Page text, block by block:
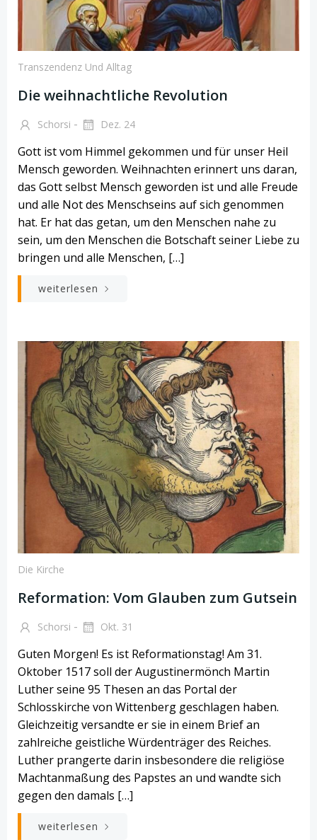
Transzendenz Und Alltag
Die weihnachtliche Revolution
Schorsi - Dez. 24
Gott ist vom Himmel gekommen und für unser Heil
Mensch geworden. Weihnachten erinnert uns daran,
das Gott selbst Mensch geworden ist und alle Freude
und alle Not des Menschseins auf sich genommen
hat. Er hat das getan, um den Menschen nahe zu
sein, um den Menschen die Botschaft seiner Liebe zu
bringen und alle Menschen, […]
weiterlesen
Die Kirche
Reformation: Vom Glauben zum Gutsein
Schorsi - Okt. 31
Guten Morgen! Es ist Reformationstag! Am 31.
Oktober 1517 soll der Augustinermönch Martin
Luther seine 95 Thesen an das Portal der
Schlosskirche von Wittenberg geschlagen haben.
Gleichzeitig versandte er sie in einem Brief an
zahlreiche geistliche Würdenträger des Reiches.
Luther prangerte darin insbesondere die religiöse
Machtanmaßung des Papstes an und wandte sich
gegen den damals […]
weiterlesen